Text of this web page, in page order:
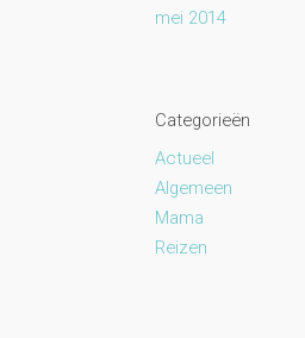
mei 2014
Categorieën
Actueel
Algemeen
Mama
Reizen